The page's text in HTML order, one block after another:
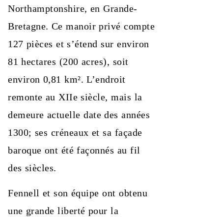
Northamptonshire, en Grande-
Bretagne. Ce manoir privé compte
127 pièces et s’étend sur environ
81 hectares (200 acres), soit
environ 0,81 km². L’endroit
remonte au XIIe siècle, mais la
demeure actuelle date des années
1300; ses créneaux et sa façade
baroque ont été façonnés au fil
des siècles.
Fennell et son équipe ont obtenu
une grande liberté pour la